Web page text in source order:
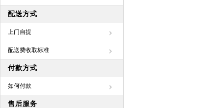
配送方式
上门自提
配送费收取标准
付款方式
如何付款
售后服务